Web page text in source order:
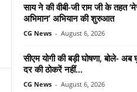
साय ने की वीबी-जी राम जी के तहत
अभिमान’ अभियान की शुरुआत
CG News - August 6, 2026
सीएम योगी की बड़ी घोषणा, बोले-
दर की ठोकरें नहीं...
CG News - August 6, 2026